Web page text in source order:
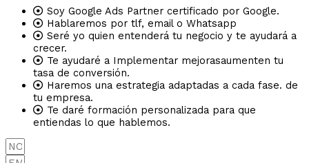
Soy Google Ads Partner certificado por Google.
Hablaremos por tlf, email o Whatsapp
Seré yo quien entenderá tu negocio y te ayudará a
crecer.
Te ayudaré a Implementar mejorasaumenten tu
tasa de conversión.
Haremos una estrategia adaptadas a cada fase. de
tu empresa.
Te daré formación personalizada para que
entiendas lo que hablemos.